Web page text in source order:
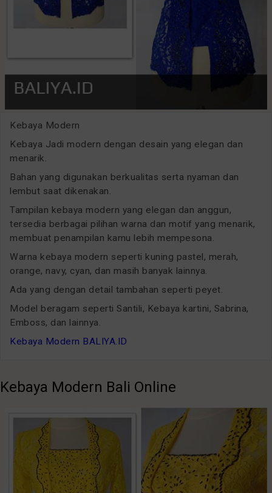
Kebaya Modern
Kebaya Jadi modern dengan desain yang elegan dan
menarik.
Bahan yang digunakan berkualitas serta nyaman dan
lembut saat dikenakan.
Tampilan kebaya modern yang elegan dan anggun,
tersedia berbagai pilihan warna dan motif yang menarik,
membuat penampilan kamu lebih mempesona.
Warna kebaya modern seperti kuning pastel, merah,
orange, navy, cyan, dan masih banyak lainnya.
Ada yang dengan detail tambahan seperti peyet.
Model beragam seperti Santili, Kebaya kartini, Sabrina,
Emboss, dan lainnya.
Kebaya Modern BALIYA.ID
Kebaya Modern Bali Online